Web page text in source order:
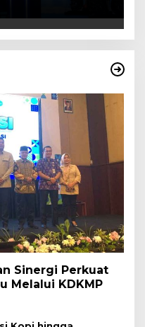
Sinergi Perkuat
Melalui KDKMP